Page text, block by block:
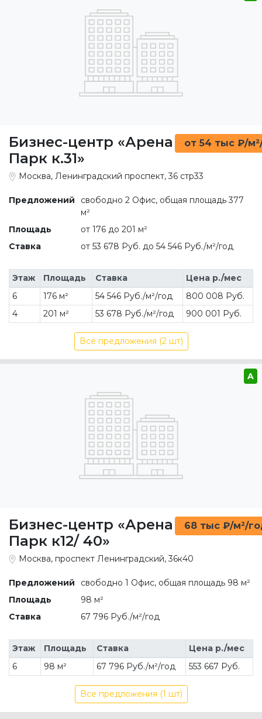
Бизнес-центр «Арена
Парк к.31»
от 54 тыс ₽/
Москва, Ленинградский проспект, 36 стр33
Предложений
свободно 2 Офис, общая площадь 377
м²
Площадь
от 176 до 201 м²
Ставка
от 53 678 Руб. до 54 546 Руб./м²/год
Этаж Площадь Ставка
Цена р./мес
6
176 м² 54 546 Руб./м²/год
800 008 Руб.
4
201 м² 53 678 Руб./м²/год 900 001 Руб.
Все предложения (2 шт)
A
Бизнес-центр «Арена
Парк к12/ 40»
68 тыс ₽/м²/
Москва, проспект Ленинградский, 36к40
Предложений
свободно 1 Офис, общая площадь 98 м²
Площадь
98 м²
Ставка
67 796 Руб./м²/год
Этаж Площадь Ставка
Цена р./мес
6
98 м² 67 796 Руб./м²/год 553 667 Руб.
Все предложения (1 шт)